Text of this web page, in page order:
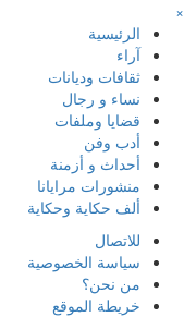
×
الرئيسية
آراء
ثقافات وديانات
نساء و رجال
قضايا وملفات
أدب وفن
أحداث و أزمنة
منشورات مرايانا
ألف حكاية وحكاية
للاتصال
سياسة الخصوصية
من نحن؟
خريطة الموقع